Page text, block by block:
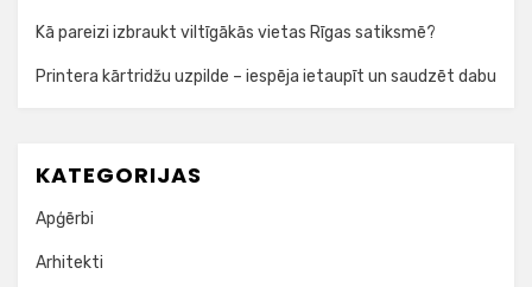
Kā pareizi izbraukt viltīgākās vietas Rīgas satiksmē?
Printera kārtridžu uzpilde – iespēja ietaupīt un saudzēt dabu
KATEGORIJAS
Apģērbi
Arhitekti